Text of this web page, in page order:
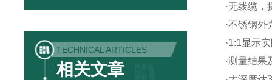
TECHNICAL ARTICLES
相关文章
·无线缆，
·不锈钢外
·1:1显示
·测量结果